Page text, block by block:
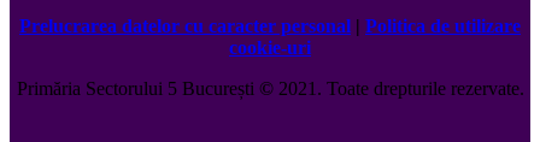
Prelucrarea datelor cu caracter personal | Politica de utilizare
cookie-uri
Primăria Sectorului 5 București ©️2021. Toate drepturile rezervate.